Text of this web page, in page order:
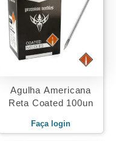
Agulha Americana
Reta Coated 100un
Faça login